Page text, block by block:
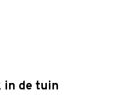
in de tuin